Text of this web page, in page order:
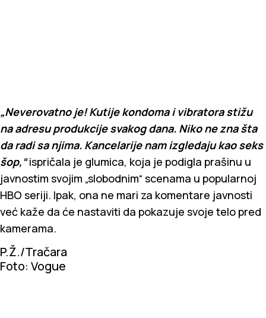
„Neverovatno je! Kutije kondoma i vibratora stižu
na adresu produkcije svakog dana. Niko ne zna šta
da radi sa njima. Kancelarije nam izgledaju kao seks
šop,“ ispričala je glumica, koja je podigla prašinu u
javnostim svojim „slobodnim“ scenama u popularnoj
HBO seriji. Ipak, ona ne mari za komentare javnosti
već kaže da će nastaviti da pokazuje svoje telo pred
kamerama.
P.Ž./Tračara
Foto: Vogue